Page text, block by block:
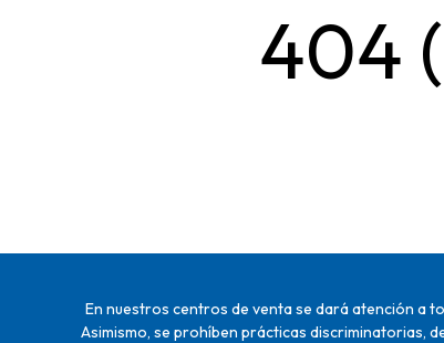
404
En nuestros centros de venta se dará atención a
Asimismo, se prohíben prácticas discriminatorias,